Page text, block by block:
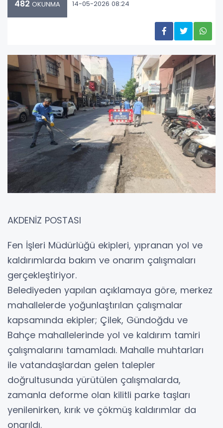
482 OKUNMA 14-05-2026 08:24
AKDENİZ POSTASI
Fen İşleri Müdürlüğü ekipleri, yıpranan yol ve
kaldırımlarda bakım ve onarım çalışmaları
gerçekleştiriyor.
Belediyeden yapılan açıklamaya göre, merkez
mahallelerde yoğunlaştırılan çalışmalar
kapsamında ekipler; Çilek, Gündoğdu ve
Bahçe mahallelerinde yol ve kaldırım tamiri
çalışmalarını tamamladı. Mahalle muhtarları
ile vatandaşlardan gelen talepler
doğrultusunda yürütülen çalışmalarda,
zamanla deforme olan kilitli parke taşları
yenilenirken, kırık ve çökmüş kaldırımlar da
onarıldı.